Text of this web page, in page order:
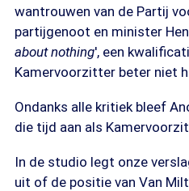
wantrouwen van de Partij
partijgenoot en minister
about nothing', een
Kamervoorzitter beter niet
Ondanks alle kritiek bleef
die tijd aan als
In de studio legt onze
uit of de positie van Van